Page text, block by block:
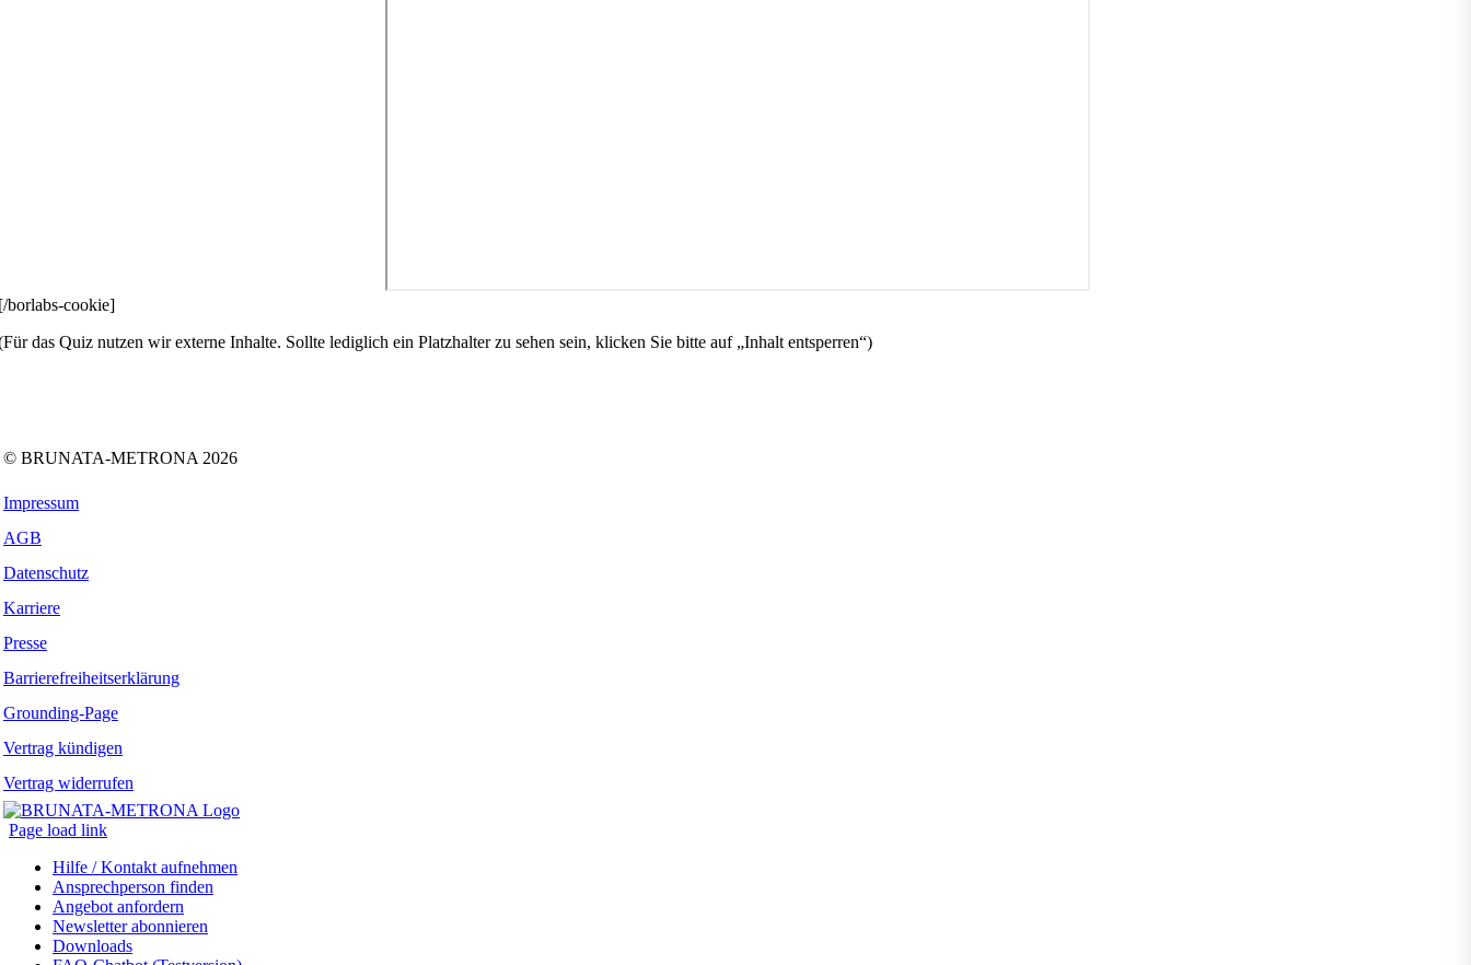
borlabs-cookie]
das Quiz nutzen wir externe Inhalte. Sollte lediglich ein Platzhalter zu sehen sein, klicken Sie bitte auf „Inhalt entsperren“)
© BRUNATA-METRONA 2026
Impressum
AGB
Datenschutz
Karriere
Presse
Barrierefreiheitserklärung
Grounding-Page
Vertrag kündigen
Vertrag widerrufen
Page load link
Hilfe / Kontakt aufnehmen
Ansprechperson finden
Angebot anfordern
Newsletter abonnieren
Downloads